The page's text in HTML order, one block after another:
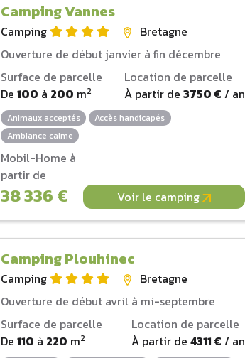
Camping Vannes
Camping
Bretagne
Ouverture de début janvier à fin décembre
Surface de parcelle
De100 à 200 m2
Location de parcelle
À partir de 3750 € / an
Animaux acceptés
Accès handicapés
Ambiance calme
Mobil-Home à
partir de
38 336 € Voir le camping
Camping Plouhinec
Camping
Bretagne
Ouverture de début avril à mi-septembre
Surface de parcelle
De110 à 220 m2
Location de parcelle
À partir de 4311 € / an